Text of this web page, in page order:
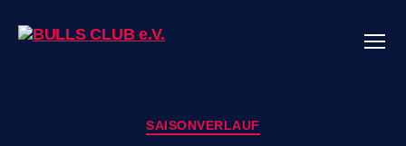
Kategorien
SAISONVERLAUF